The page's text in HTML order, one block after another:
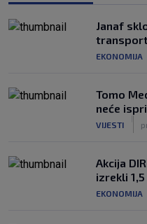
Janaf
EKONOMIJA
Tomo
neće
VIJESTI
Akcija
izrekli
EKONOMIJA